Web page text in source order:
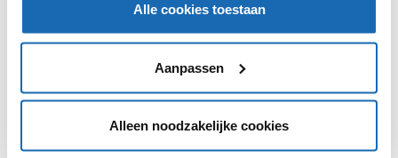
Alle cookies toestaan
Aanpassen
Alleen noodzakelijke cookies